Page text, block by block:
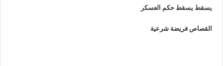
يسقط يسقط حكم العسكر
القصاص فريضة شرعية